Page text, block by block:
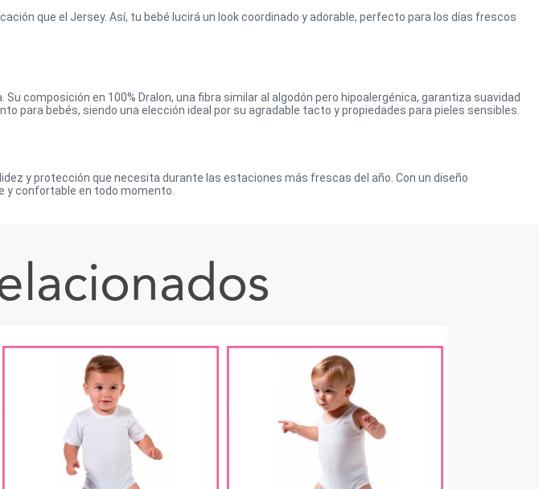
que el Jersey. Así, tu bebé lucirá un look coordinado y adorable, perfecto para los días frescos
composición en 100% Dralon, una fibra similar al algodón pero hipoalergénica, garantiza suavidad
para bebés, siendo una elección ideal por su agradable tacto y propiedades para pieles sensibles.
y protección que necesita durante las estaciones más frescas del año. Con un diseño
y confortable en todo momento.